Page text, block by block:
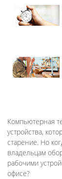
Компьютерная
устройства,
старение. Но
владельцам
рабочими
офисе?